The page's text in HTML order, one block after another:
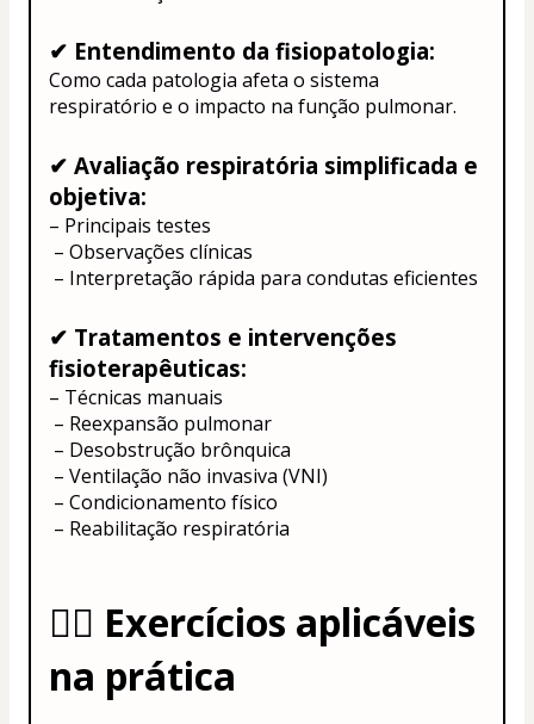
✔ Entendimento da fisiopatologia:
Como cada patologia afeta o sistema
respiratório e o impacto na função pulmonar.
✔ Avaliação respiratória simplificada e
objetiva:
– Principais testes
– Observações clínicas
– Interpretação rápida para condutas eficientes
✔ Tratamentos e intervenções
fisioterapêuticas:
– Técnicas manuais
– Reexpansão pulmonar
– Desobstrução brônquica
– Ventilação não invasiva (VNI)
– Condicionamento físico
– Reabilitação respiratória
🏋️‍♂️ Exercícios aplicáveis
na prática